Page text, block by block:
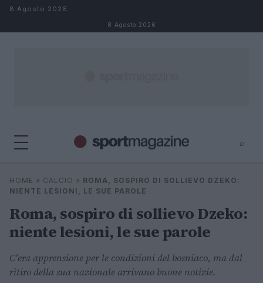
Salta al contenuto
8 Agosto 2026
8 Agosto 2026
⌕
Cerca
⌕
HOME » CALCIO » ROMA, SOSPIRO DI SOLLIEVO DZEKO:
NIENTE LESIONI, LE SUE PAROLE
Roma, sospiro di sollievo Dzeko:
niente lesioni, le sue parole
C'era apprensione per le condizioni del bosniaco, ma dal
ritiro della sua nazionale arrivano buone notizie.